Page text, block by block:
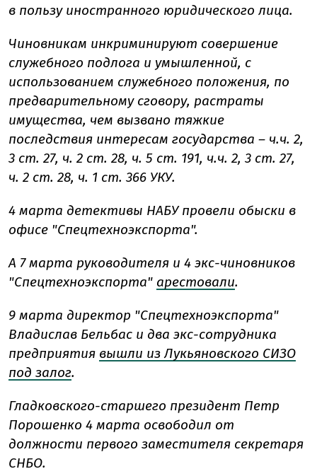
в пользу иностранного юридического лица.
Чиновникам инкриминируют совершение
служебного подлога и умышленной, с
использованием служебного положения, по
предварительному сговору, растраты
имущества, чем вызвано тяжкие
последствия интересам государства – ч.ч. 2,
3 ст. 27, ч. 2 ст. 28, ч. 5 ст. 191, ч.ч. 2, 3 ст. 27,
ч. 2 ст. 28, ч. 1 ст. 366 УКУ.
4 марта детективы НАБУ провели обыски в
офисе "Спецтехноэкспорта".
А 7 марта руководителя и 4 экс-чиновников
"Спецтехноэкспорта" арестовали.
9 марта директор "Спецтехноэкспорта"
Владислав Бельбас и два экс-сотрудника
предприятия вышли из Лукьяновского СИЗО
под залог.
Гладковского-старшего президент Петр
Порошенко 4 марта освободил от
должности первого заместителя секретаря
СНБО.